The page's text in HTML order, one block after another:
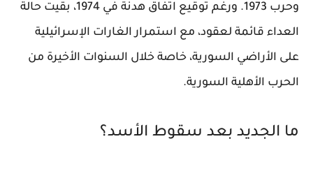
وحرب 1973. ورغم توقيع اتفاق هدنة في 1974، بقيت حالة
العداء قائمة لعقود، مع استمرار الغارات الإسرائيلية
على الأراضي السورية، خاصة خلال السنوات الأخيرة من
الحرب الأهلية السورية.
ما الجديد بعد سقوط الأسد؟